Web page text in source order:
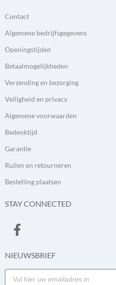
Contact
Algemene bedrijfsgegevens
Openingstijden
Betaalmogelijkheden
Verzending en bezorging
Veiligheid en privacy
Algemene voorwaarden
Bedenktijd
Garantie
Ruilen en retourneren
Bestelling plaatsen
STAY CONNECTED
NIEUWSBRIEF